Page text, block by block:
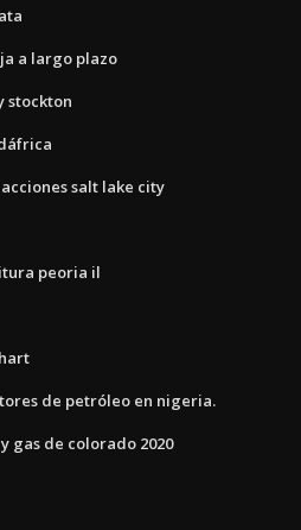
a largo plazo
stockton
salt lake city
peoria il
de petróleo en nigeria.
gas de colorado 2020